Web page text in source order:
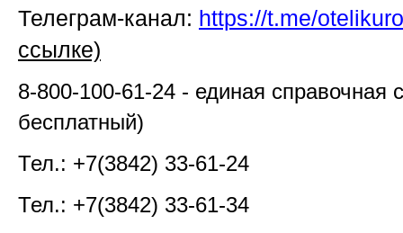
Телеграм-канал: https://t.me/
ссылке)
8-800-100-61-24 - единая справочная
бесплатный)
Тел.: +7(3842) 33-61-24
Тел.: +7(3842) 33-61-34